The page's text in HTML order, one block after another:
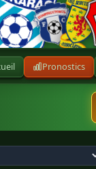
Pronostics